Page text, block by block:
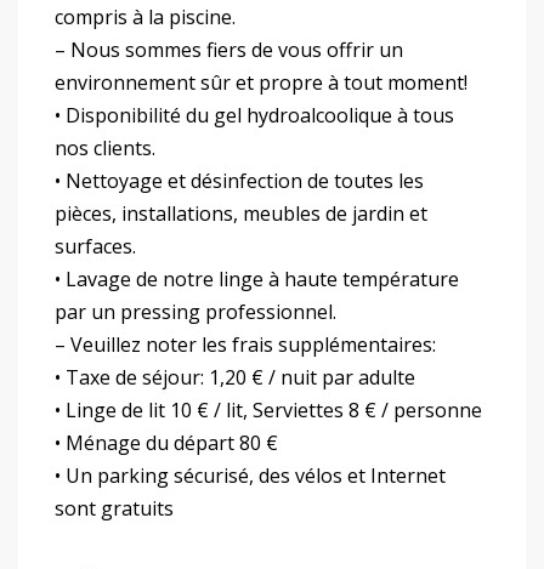
compris à la piscine.
– Nous sommes fiers de vous offrir un
environnement sûr et propre à tout moment!
• Disponibilité du gel hydroalcoolique à tous
nos clients.
• Nettoyage et désinfection de toutes les
pièces, installations, meubles de jardin et
surfaces.
• Lavage de notre linge à haute température
par un pressing professionnel.
– Veuillez noter les frais supplémentaires:
• Taxe de séjour: 1,20 € / nuit par adulte
• Linge de lit 10 € / lit, Serviettes 8 € / personne
• Ménage du départ 80 €
• Un parking sécurisé, des vélos et Internet
sont gratuits